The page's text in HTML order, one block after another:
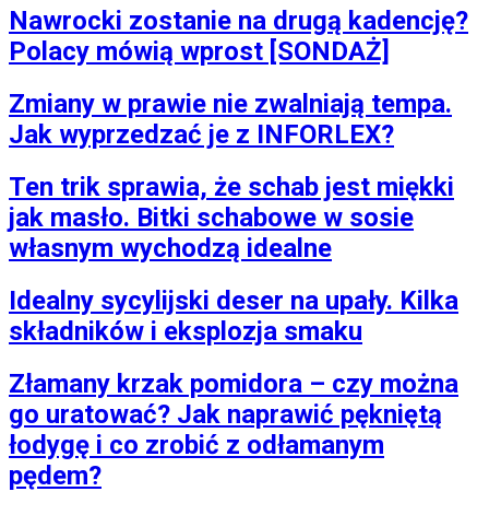
Nawrocki zostanie na drugą kadencję?
Polacy mówią wprost [SONDAŻ]
Zmiany w prawie nie zwalniają tempa.
Jak wyprzedzać je z INFORLEX?
Ten trik sprawia, że schab jest miękki
jak masło. Bitki schabowe w sosie
własnym wychodzą idealne
Idealny sycylijski deser na upały. Kilka
składników i eksplozja smaku
Złamany krzak pomidora – czy można
go uratować? Jak naprawić pękniętą
łodygę i co zrobić z odłamanym
pędem?